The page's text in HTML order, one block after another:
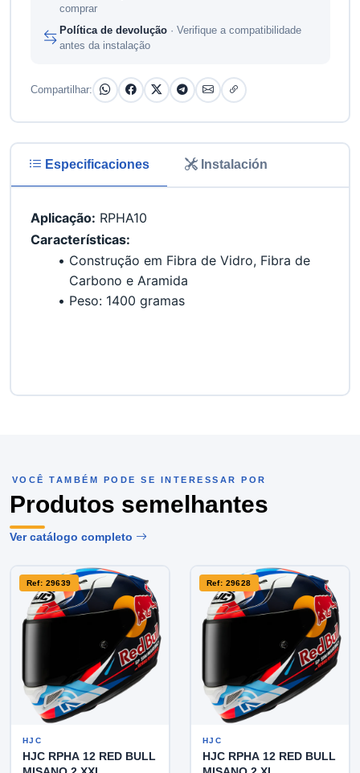
comprar
Política de devolução · Verifique a compatibilidade
antes da instalação
Compartilhar:
Especificaciones Instalación
Aplicação: RPHA10
Características:
Construção em Fibra de Vidro, Fibra de
Carbono e Aramida
Peso: 1400 gramas
VOCÊ TAMBÉM PODE SE INTERESSAR POR
Produtos semelhantes
Ver catálogo completo
Ref: 29639
HJC
HJC RPHA 12 RED BULL
Ref: 29628
HJC
HJC RPHA 12 RED BULL